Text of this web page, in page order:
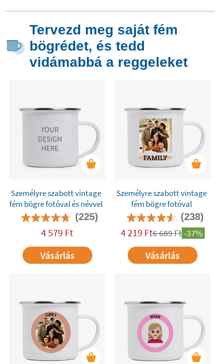
Tervezd meg saját fém
bögrédet, és tedd
vidámabbá a reggeleket
Személyre szabott vintage
fém bögre fotóval és névvel
(225)
4 579 Ft
Vásárlás
Személyre szabott vintage
fém bögre fotóval
(238)
4 219 Ft6 689Ft-37%
Vásárlás